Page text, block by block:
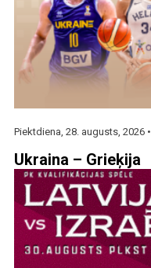
Piektdiena, 28. augusts, 2026 •
Ukraina – Grieķija